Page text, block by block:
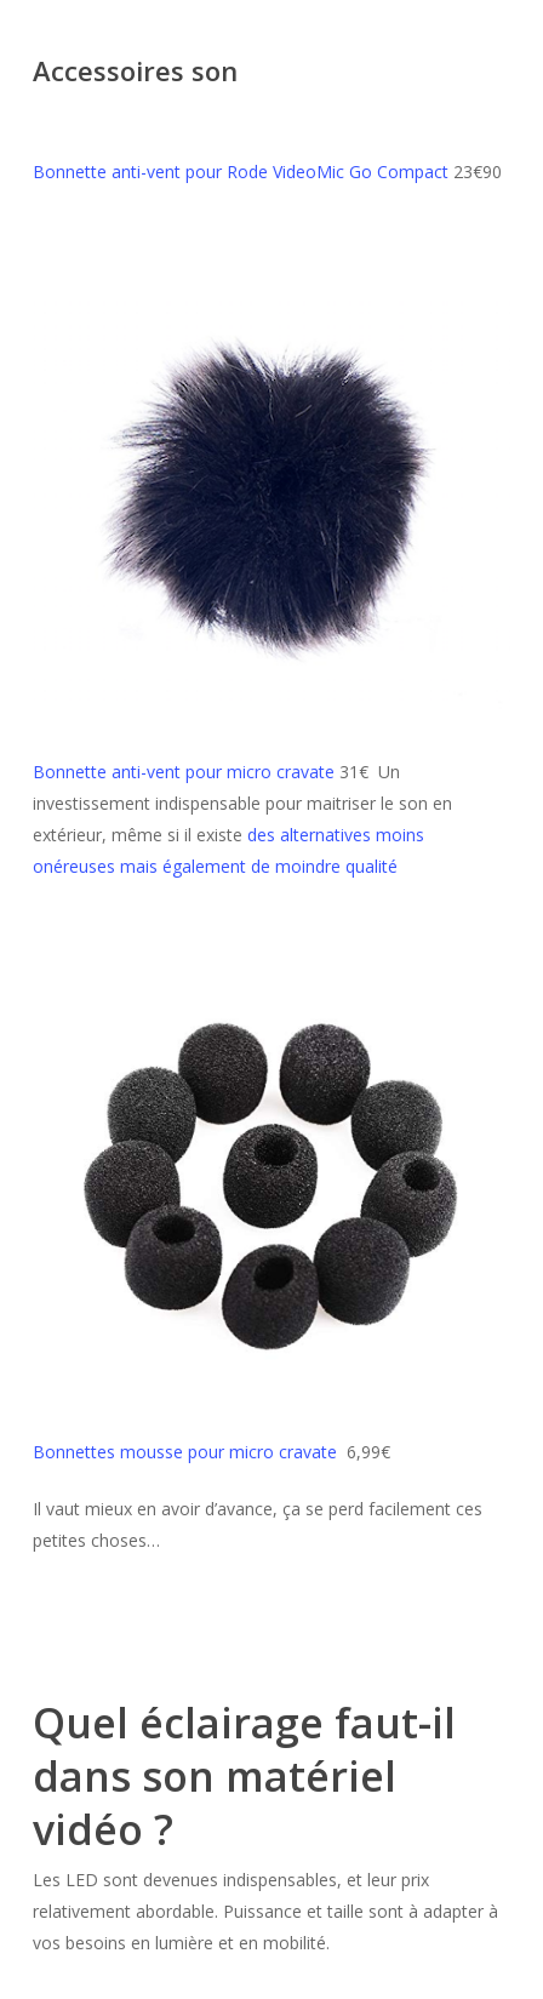
Accessoires son
Bonnette anti-vent pour Rode VideoMic Go Compact23€90
Bonnette anti-vent pour micro cravate 31€ Un
investissement indispensable pour maitriser le son en
extérieur, même si il existe des alternatives moins
onéreuses mais également de moindre qualité
Bonnettes mousse pour micro cravate 6,99€
Il vaut mieux en avoir d’avance, ça se perd facilement ces
petites choses…
Quel éclairage faut-il
dans son matériel
vidéo ?
Les LED sont devenues indispensables, et leur prix
relativement abordable. Puissance et taille sont à adapter à
vos besoins en lumière et en mobilité.